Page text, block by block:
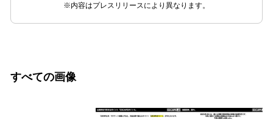
※内容はプレスリリースにより異なります。
すべての画像